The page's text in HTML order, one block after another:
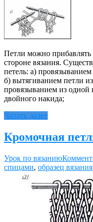
Петли можно
стороне вязания.
петель: а)
б) вытягиванием петли
провязыванием из одной
двойного накида;
Читать далее
Кромочная
Урок по вязанию
спицами, образец вязания